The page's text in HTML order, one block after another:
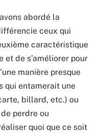
abordé la
ceux qui
caractéristique
de s’améliorer pour
manière presque
qui entamerait une
billard, etc.) ou
perdre ou
quoi que ce soit